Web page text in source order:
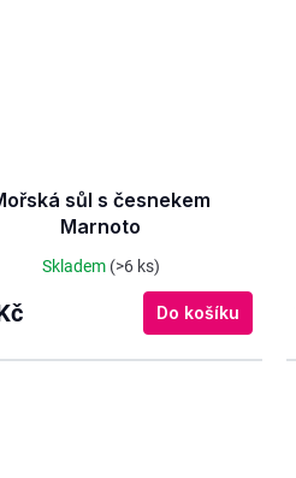
sůl s česnekem
Marnoto
Skladem (>6 ks)
Do košíku